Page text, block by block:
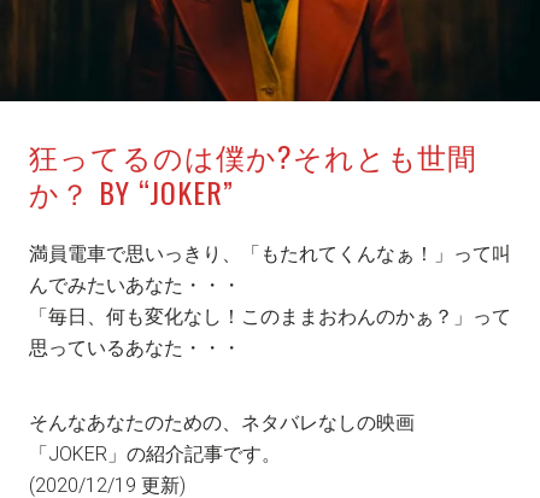
狂ってるのは僕か?それとも世間
か？ BY “JOKER”
満員電車で思いっきり、「もたれてくんなぁ！」って叫
んでみたいあなた・・・
「毎日、何も変化なし！このままおわんのかぁ？」って
思っているあなた・・・
そんなあなたのための、ネタバレなしの映画
「JOKER」の紹介記事です。
(2020/12/19 更新)